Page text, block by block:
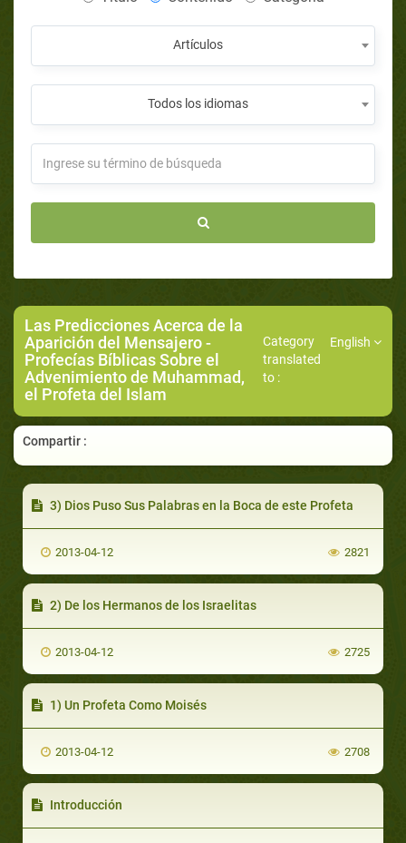
Artículos
Todos los idiomas
Las Predicciones Acerca de la
Aparición del Mensajero-
Profecías Bíblicas Sobre el
Advenimiento de Muhammad,
el Profeta del Islam
Category
translated
to :
English
Compartir :
3) Dios Puso Sus Palabras en la Boca de este Profeta
2013-04-12 2821
2) De los Hermanos de los Israelitas
2013-04-12 2725
1) Un Profeta Como Moisés
2013-04-12 2708
Introducción